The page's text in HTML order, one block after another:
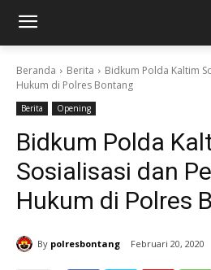
Beranda Berita
Bidkum Polda Kaltim
Hukum di Polres Bontang
Berita Opening
Bidkum Polda
Sosialisasi dan
Hukum di Polres
By polresbontang Februari 20, 2020